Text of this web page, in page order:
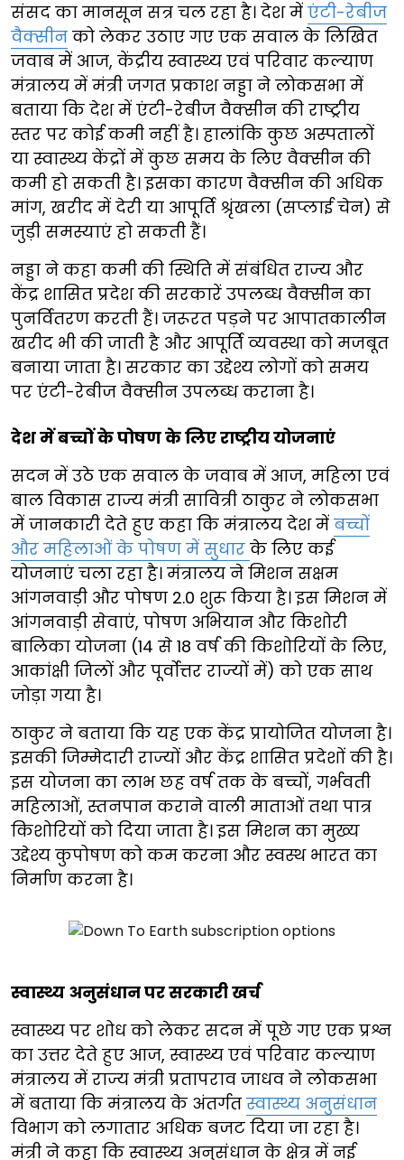
संसद का मानसून सत्र चल रहा है। देश में एंटी-रेबीज
वैक्सीन को लेकर उठाए गए एक सवाल के लिखित
जवाब में आज, केंद्रीय स्वास्थ्य एवं परिवार कल्याण
मंत्रालय में मंत्री जगत प्रकाश नड्डा ने लोकसभा में
बताया कि देश में एंटी-रेबीज वैक्सीन की राष्ट्रीय
स्तर पर कोई कमी नहीं है। हालांकि कुछ अस्पतालों
या स्वास्थ्य केंद्रों में कुछ समय के लिए वैक्सीन की
कमी हो सकती है। इसका कारण वैक्सीन की अधिक
मांग, खरीद में देरी या आपूर्ति श्रृंखला (सप्लाई चेन) से
जुड़ी समस्याएं हो सकती हैं।
नड्डा ने कहा कमी की स्थिति में संबंधित राज्य और
केंद्र शासित प्रदेश की सरकारें उपलब्ध वैक्सीन का
पुनर्वितरण करती हैं। जरूरत पड़ने पर आपातकालीन
खरीद भी की जाती है और आपूर्ति व्यवस्था को मजबूत
बनाया जाता है। सरकार का उद्देश्य लोगों को समय
पर एंटी-रेबीज वैक्सीन उपलब्ध कराना है।
देश में बच्चों के पोषण के लिए राष्ट्रीय योजनाएं
सदन में उठे एक सवाल के जवाब में आज, महिला एवं
बाल विकास राज्य मंत्री सावित्री ठाकुर ने लोकसभा
में जानकारी देते हुए कहा कि मंत्रालय देश में बच्चों
और महिलाओं के पोषण में सुधार के लिए कई
योजनाएं चला रहा है। मंत्रालय ने मिशन सक्षम
आंगनवाड़ी और पोषण 2.0 शुरू किया है। इस मिशन में
आंगनवाड़ी सेवाएं, पोषण अभियान और किशोरी
बालिका योजना (14 से 18 वर्ष की किशोरियों के लिए,
आकांक्षी जिलों और पूर्वोत्तर राज्यों में) को एक साथ
जोड़ा गया है।
ठाकुर ने बताया कि यह एक केंद्र प्रायोजित योजना है।
इसकी जिम्मेदारी राज्यों और केंद्र शासित प्रदेशों की है।
इस योजना का लाभ छह वर्ष तक के बच्चों, गर्भवती
महिलाओं, स्तनपान कराने वाली माताओं तथा पात्र
किशोरियों को दिया जाता है। इस मिशन का मुख्य
उद्देश्य कुपोषण को कम करना और स्वस्थ भारत का
निर्माण करना है।
स्वास्थ्य अनुसंधान पर सरकारी खर्च
स्वास्थ्य पर शोध को लेकर सदन में पूछे गए एक प्रश्न
का उत्तर देते हुए आज, स्वास्थ्य एवं परिवार कल्याण
मंत्रालय में राज्य मंत्री प्रतापराव जाधव ने लोकसभा
में बताया कि मंत्रालय के अंतर्गत स्वास्थ्य अनुसंधान
विभाग को लगातार अधिक बजट दिया जा रहा है।
मंत्री ने कहा कि स्वास्थ्य अनुसंधान के क्षेत्र में नई